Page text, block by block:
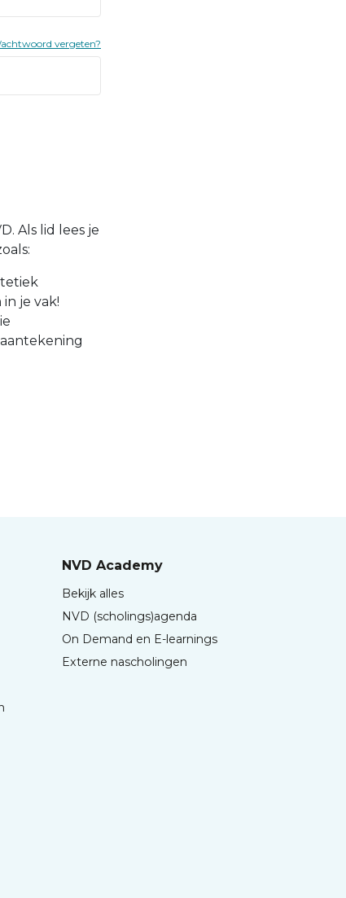
vergeten?
Als lid lees je
je vak!
NVD Academy
Bekijk alles
NVD (scholings)agenda
On Demand en E-learnings
Externe nascholingen